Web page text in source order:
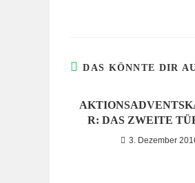
DAS KÖNNTE DIR
R: DAS ZWEITE
3. Dezember